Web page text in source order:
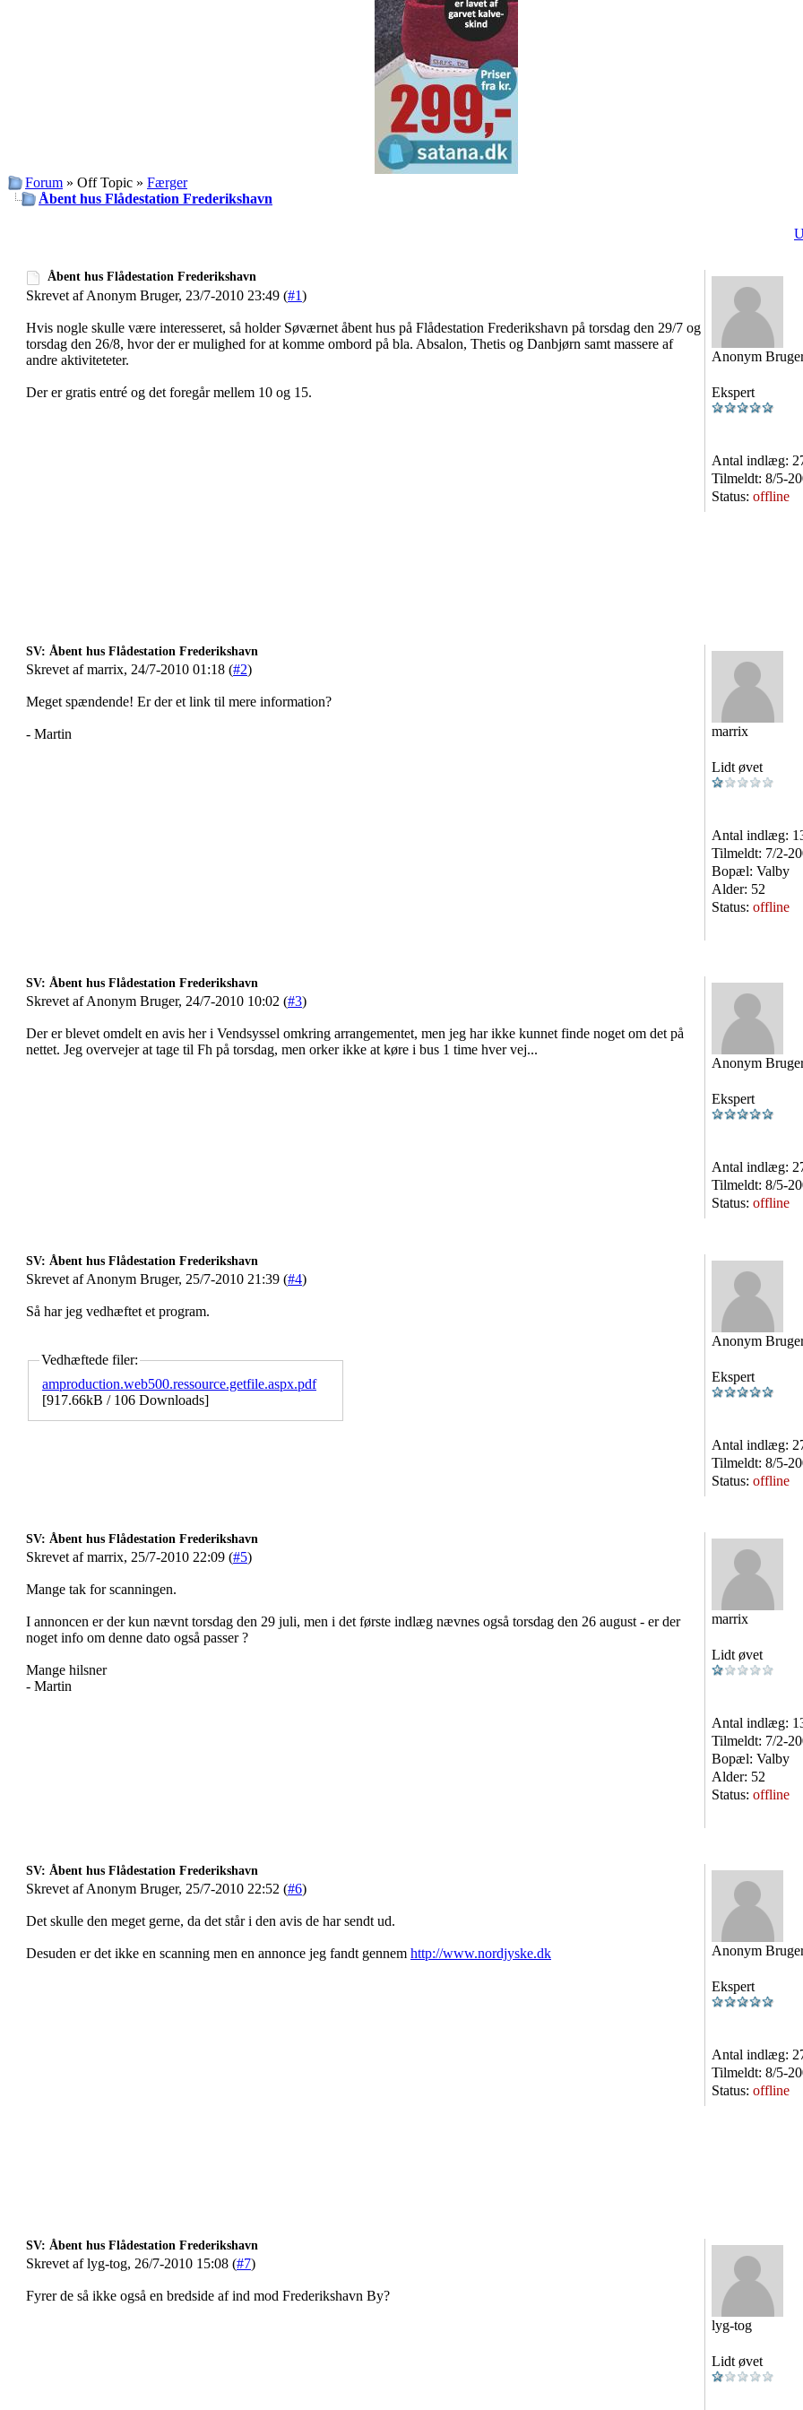
Forum » Off Topic » Færger
Åbent hus Flådestation Frederikshavn
Åbent hus Flådestation Frederikshavn
Skrevet af Anonym Bruger, 23/7-2010 23:49 (#1)
Hvis nogle skulle være interesseret, så holder Søværnet åbent hus på Flådestation Frederikshavn på torsdag den 29/7 og
torsdag den 26/8, hvor der er mulighed for at komme ombord på bla. Absalon, Thetis og Danbjørn samt massere af
andre aktiviteteter.
Der er gratis entré og det foregår mellem 10 og 15.
Anonym
Ekspert
Antal indlæg:
Tilmeldt: 8/5-
Status: offline
SV: Åbent hus Flådestation Frederikshavn
Skrevet af marrix, 24/7-2010 01:18 (#2)
Meget spændende! Er der et link til mere information?
- Martin marrix
Lidt øvet
Antal indlæg:
Tilmeldt: 7/2-
Bopæl: Valby
Alder: 52
Status: offline
SV: Åbent hus Flådestation Frederikshavn
Skrevet af Anonym Bruger, 24/7-2010 10:02 (#3)
Der er blevet omdelt en avis her i Vendsyssel omkring arrangementet, men jeg har ikke kunnet finde noget om det på
nettet. Jeg overvejer at tage til Fh på torsdag, men orker ikke at køre i bus 1 time hver vej...
Anonym
Ekspert
Antal indlæg:
Tilmeldt: 8/5-
Status: offline
SV: Åbent hus Flådestation Frederikshavn
Skrevet af Anonym Bruger, 25/7-2010 21:39 (#4)
Så har jeg vedhæftet et program.
Vedhæftede filer:
amproduction.web500.ressource.getfile.aspx.pdf
[917.66kB / 106 Downloads]
Anonym
Ekspert
Antal indlæg:
Tilmeldt: 8/5-
Status: offline
SV: Åbent hus Flådestation Frederikshavn
Skrevet af marrix, 25/7-2010 22:09 (#5)
Mange tak for scanningen.
I annoncen er der kun nævnt torsdag den 29 juli, men i det første indlæg nævnes også torsdag den 26 august - er der
noget info om denne dato også passer ?
Mange hilsner
- Martin
marrix
Lidt øvet
Antal indlæg:
Tilmeldt: 7/2-
Bopæl: Valby
Alder: 52
Status: offline
SV: Åbent hus Flådestation Frederikshavn
Skrevet af Anonym Bruger, 25/7-2010 22:52 (#6)
Det skulle den meget gerne, da det står i den avis de har sendt ud.
Desuden er det ikke en scanning men en annonce jeg fandt gennem http://www.nordjyske.dk Anonym
Ekspert
Antal indlæg:
Tilmeldt: 8/5-
Status: offline
SV: Åbent hus Flådestation Frederikshavn
Skrevet af lyg-tog, 26/7-2010 15:08 (#7)
Fyrer de så ikke også en bredside af ind mod Frederikshavn By?
lyg-tog
Lidt øvet